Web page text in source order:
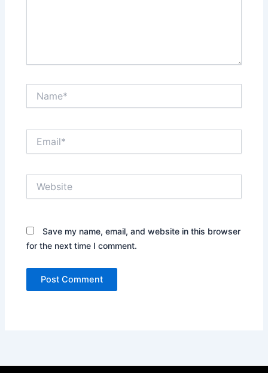
Save my name, email, and website in this browser
for the next time I comment.